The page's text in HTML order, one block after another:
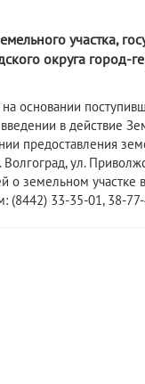
участка,
округа город-
основании
в действие
предоставления
ул.
о земельном участке
(8442) 33-35-01, 38-